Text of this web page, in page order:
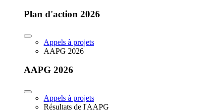
Plan d'action 2026
Appels à projets
AAPG 2026
AAPG 2026
Appels à projets
Résultats de l'AAPG